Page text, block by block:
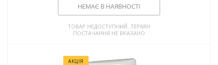
НЕМАЄ В НАЯВНОСТІ
ТОВАР НЕДОСТУПНИЙ. ТЕРМІН
ПОСТАЧАННЯ НЕ ВКАЗАНО
АКЦІЯ